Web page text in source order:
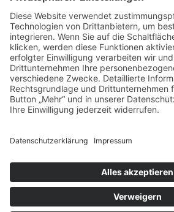
AGB Nutzer
Gutachter suchen
Gutachter Blog
Auftragsbörse
Anfrage
Presse
Partner: Der DGuSV
Infos für Suchende